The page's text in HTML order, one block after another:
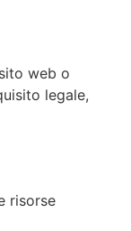
web o
legale,
risorse